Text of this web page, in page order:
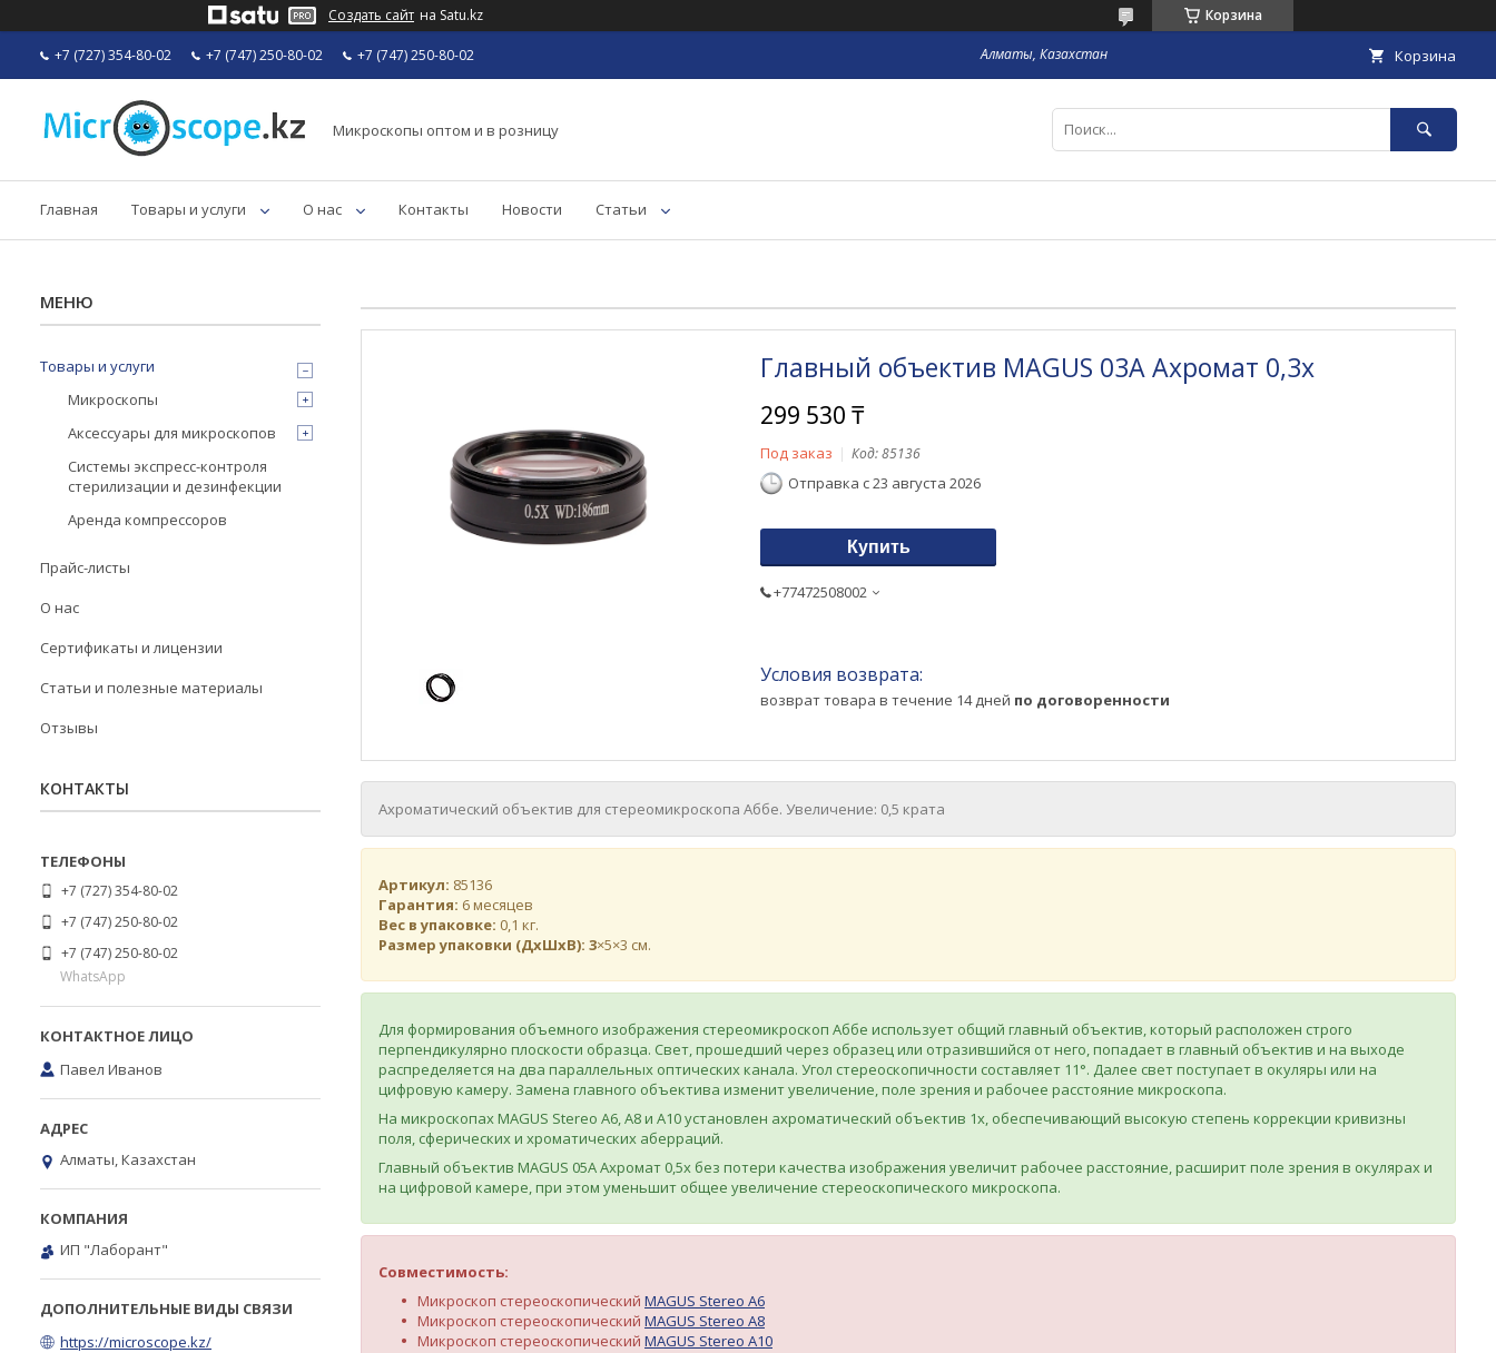
Создать сайт на Satu.kz Корзина
+7 (727) 354-80-02 +7 (747) 250-80-02 +7 (747) 250-80-02 Алматы, Казахстан Корзина
Микроскопы оптом и в розницу
Главная Товары и услуги О нас Контакты Новости Статьи
Главный объектив MAGUS 03A Ахромат 0,3х
299 530 ₸
Под заказ Код:85136
Отправка с 23 августа 2026
Купить
+77472508002
возврат товара в течение 14 дней по договоренности
Ахроматический объектив для стереомикроскопа Аббе. Увеличение: 0,5 крата
Артикул: 85136
Гарантия: 6 месяцев
Вес в упаковке: 0,1 кг.
Размер упаковки (ДхШхВ): 3×5×3 см.
Для формирования объемного изображения стереомикроскоп Аббе использует общий главный объектив, который расположен строго
перпендикулярно плоскости образца. Свет, прошедший через образец или отразившийся от него, попадает в главный объектив и на выходе
распределяется на два параллельных оптических канала. Угол стереоскопичности составляет 11°. Далее свет поступает в окуляры или на
цифровую камеру. Замена главного объектива изменит увеличение, поле зрения и рабочее расстояние микроскопа.
На микроскопах MAGUS Stereo A6, А8 и А10 установлен ахроматический объектив 1х, обеспечивающий высокую степень коррекции кривизны
поля, сферических и хроматических аберраций.
Главный объектив MAGUS 05A Ахромат 0,5х без потери качества изображения увеличит рабочее расстояние, расширит поле зрения в окулярах и
на цифровой камере, при этом уменьшит общее увеличение стереоскопического микроскопа.
Совместимость:
Микроскоп стереоскопический MAGUS Stereo A6
Микроскоп стереоскопический MAGUS Stereo A8
Микроскоп стереоскопический MAGUS Stereo A10
Товары и услуги
Микроскопы
Аксессуары для микроскопов
Системы экспресс-контроля
стерилизации и дезинфекции
Аренда компрессоров
Прайс-листы
О нас
Сертификаты и лицензии
Статьи и полезные материалы
Отзывы
КОНТАКТЫ
+7 (727) 354-80-02
+7 (747) 250-80-02
+7 (747) 250-80-02
WhatsApp
Павел Иванов
Алматы, Казахстан
ИП "Лаборант"
https://microscope.kz/